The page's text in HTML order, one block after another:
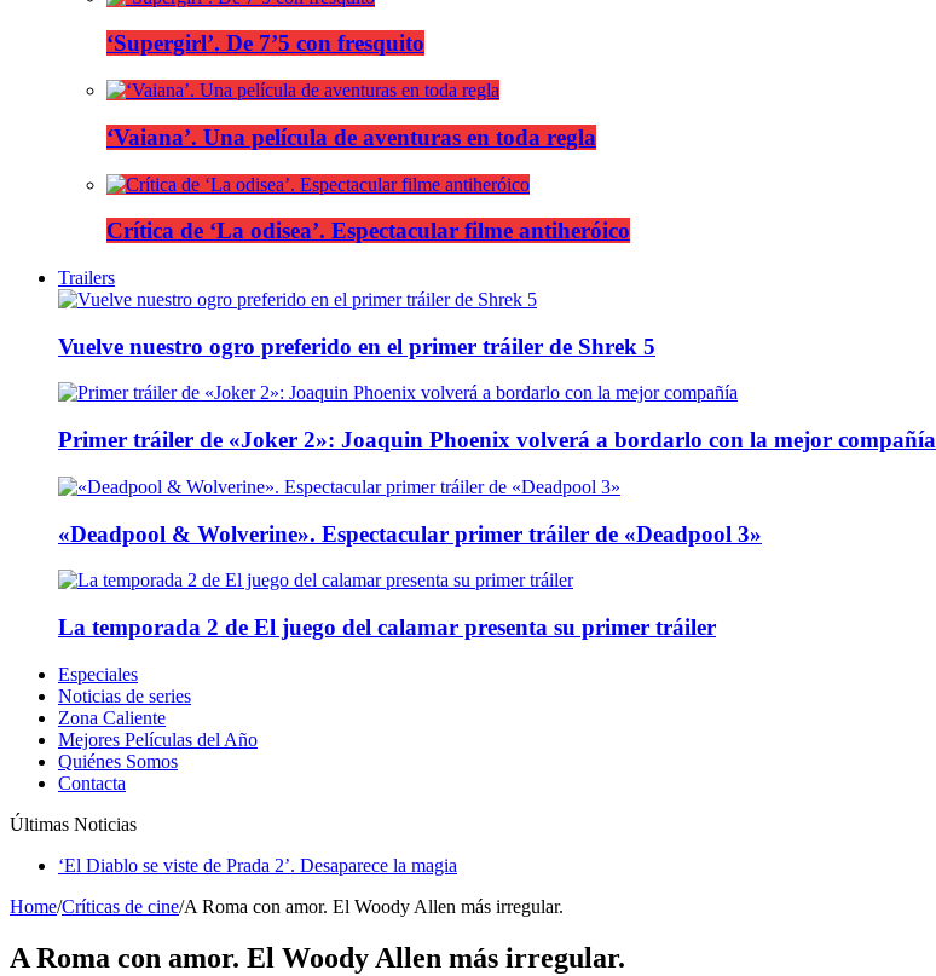
‘Supergirl’. De 7’5 con fresquito
‘Vaiana’. Una película de aventuras en toda regla
Crítica de ‘La odisea’. Espectacular filme antiheróico
Trailers
Vuelve nuestro ogro preferido en el primer tráiler de Shrek 5
Primer tráiler de «Joker 2»: Joaquin Phoenix volverá a bordarlo con la mejor compañía
«Deadpool & Wolverine». Espectacular primer tráiler de «Deadpool 3»
La temporada 2 de El juego del calamar presenta su primer tráiler
Especiales
Noticias de series
Zona Caliente
Mejores Películas del Año
Quiénes Somos
Contacta
Últimas Noticias
‘El Diablo se viste de Prada 2’. Desaparece la magia
Home/Críticas de cine/A Roma con amor. El Woody Allen más irregular.
A Roma con amor. El Woody Allen más irregular.